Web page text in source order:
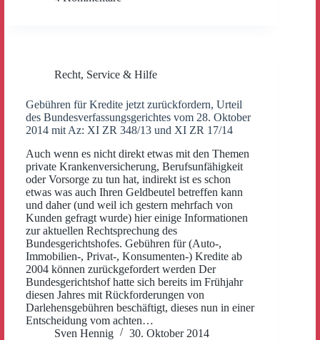
Recht, Service & Hilfe
Gebühren für Kredite jetzt zurückfordern, Urteil
des Bundesverfassungsgerichtes vom 28. Oktober
2014 mit Az: XI ZR 348/13 und XI ZR 17/14
Auch wenn es nicht direkt etwas mit den Themen
private Krankenversicherung, Berufsunfähigkeit
oder Vorsorge zu tun hat, indirekt ist es schon
etwas was auch Ihren Geldbeutel betreffen kann
und daher (und weil ich gestern mehrfach von
Kunden gefragt wurde) hier einige Informationen
zur aktuellen Rechtsprechung des
Bundesgerichtshofes. Gebühren für (Auto-,
Immobilien-, Privat-, Konsumenten-) Kredite ab
2004 können zurückgefordert werden Der
Bundesgerichtshof hatte sich bereits im Frühjahr
diesen Jahres mit Rückforderungen von
Darlehensgebühren beschäftigt, dieses nun in einer
Entscheidung vom achten…
Sven Hennig
30. Oktober 2014